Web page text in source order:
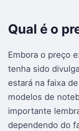
Qual é o
Embora o preço
tenha sido
estará na faixa
modelos de
importante
dependendo do